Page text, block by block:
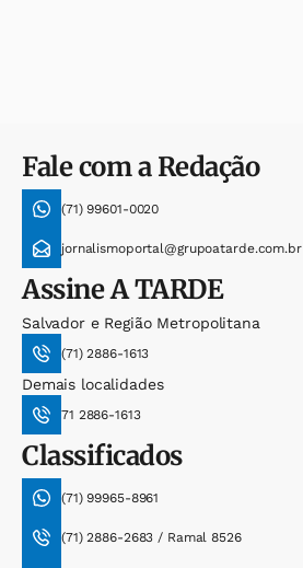
Fale com a Redação
(71) 99601-0020
jornalismoportal@grupoatarde.com.br
AssineA TARDE
Salvador e Região Metropolitana
(71) 2886-1613
Demais localidades
71 2886-1613
Classificados
(71) 99965-8961
(71) 2886-2683 / Ramal 8526